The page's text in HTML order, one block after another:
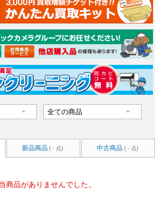
新品商品 ( - 点) 中古商品 ( - 点)
商品がありませんでした。